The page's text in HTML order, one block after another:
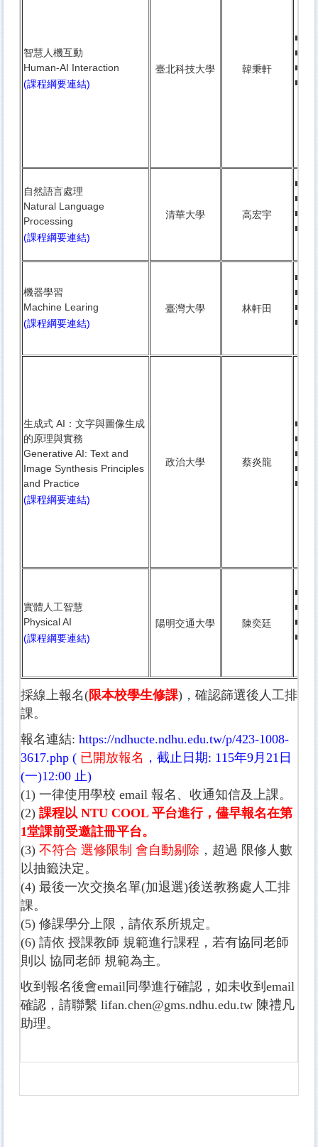
智慧人機互動
Human-AI Interaction
(課程綱要連結)
臺北科技大學 韓秉軒
■ 3
■ 中
■
■ 鏡
自然語言處理
Natural Language
Processing
(課程綱要連結)
清華大學 高宏宇
■ 3
■ 中
■
■ 鏡
機器學習
Machine Learing
(課程綱要連結)
臺灣大學 林軒田
■ 3
■ 中
■
■ 鏡
生成式 AI：文字與圖像生成
的原理與實務
Generative AI: Text and
Image Synthesis Principles
and Practice
(課程綱要連結)
政治大學 蔡炎龍
■ 3
■ 中
■
■
■ 衛
實體人工智慧
Physical AI
(課程綱要連結)
陽明交通大學 陳奕廷
■ 3
■
■
■ 衛
採線上報名(限本校學生修課)，確認篩選後人工排
課。
報名連結: https://ndhucte.ndhu.edu.tw/p/423-1008-
3617.php ( 已開放報名 ，截止日期: 115年9月21日
(一)12:00 止)
(1) 一律使用學校 email 報名、收通知信及上課。
(2) 課程以 NTU COOL 平台進行，儘早報名在第
1堂課前受邀註冊平台。
(3) 不符合 選修限制 會自動剔除 ，超過 限修人數
以抽籤決定。
(4) 最後一次交換名單(加退選)後送教務處人工排
課。
(5) 修課學分上限，請依系所規定。
(6) 請依 授課教師 規範進行課程，若有協同老師
則以 協同老師 規範為主。
收到報名後會email同學進行確認，如未收到email
確認，請聯繫 lifan.chen@gms.ndhu.edu.tw 陳禮凡
助理。